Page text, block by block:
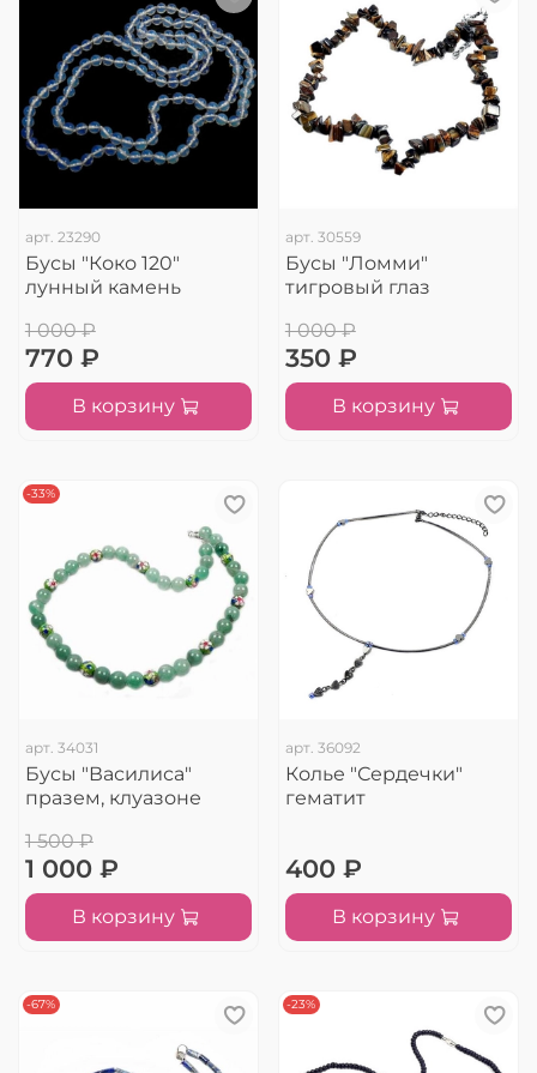
арт. 23290
Бусы "Коко 120"
лунный камень
1 000 ₽
770 ₽
В корзину
арт. 30559
Бусы "Ломми"
тигровый глаз
1 000 ₽
350 ₽
В корзину
-33%
арт. 34031
Бусы "Василиса"
празем, клуазоне
1 500 ₽
1 000 ₽
В корзину
арт. 36092
Колье "Сердечки"
гематит
400 ₽
В корзину
-67% -23%